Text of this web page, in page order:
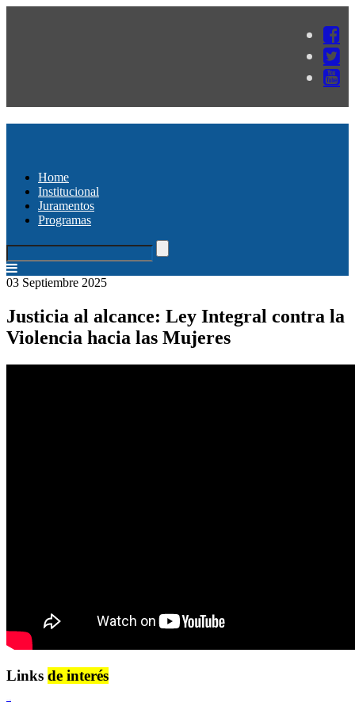
Home
Institucional
Juramentos
Programas
03 Septiembre 2025
Justicia al alcance: Ley Integral contra la
Violencia hacia las Mujeres
Links de interés